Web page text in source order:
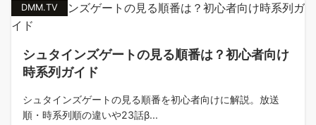
DMM.TV
シュタインズゲートの見る順番は？初心者向け
時系列ガイド
シュタインズゲートの見る順番を初心者向けに解説。放送
順・時系列順の違いや23話β...